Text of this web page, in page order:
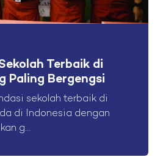
Terbaik di
Paling Bergengsi
sekolah terbaik di
di Indonesia dengan
g...